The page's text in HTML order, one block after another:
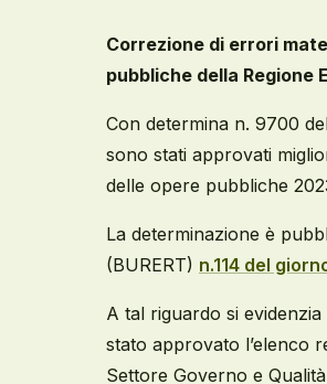
Correzione di errori
pubbliche della Regione
Con determina n. 9700
sono stati approvati
delle opere pubbliche
La determinazione è
(BURERT) n.114 del
A tal riguardo si
stato approvato l’elenco
Settore Governo e